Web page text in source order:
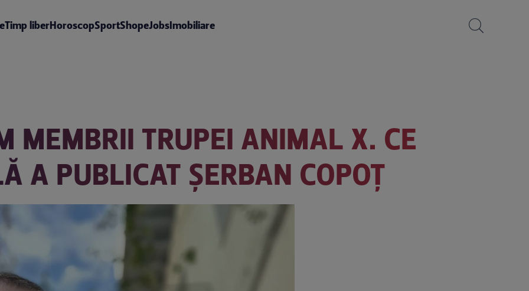
Timp liberHoroscopSportShopeJobsImobiliare
MEMBRII TRUPEI ANIMAL X. CE
A PUBLICAT ȘERBAN COPOȚ